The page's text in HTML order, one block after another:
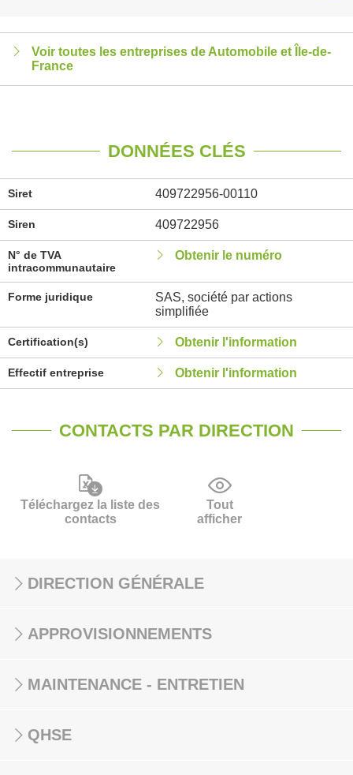
Voir toutes les entreprises de Automobile et Île-de-
France
DONNÉES CLÉS
Siret 409722956-00110
Siren 409722956
N° de TVA
intracommunautaire
Obtenir le numéro
Forme juridique
SAS, société par actions
simplifiée
Certification(s) Obtenir l'information
Effectif entreprise Obtenir l'information
CONTACTS PAR DIRECTION
Téléchargez la liste des
contacts
Tout
afficher
DIRECTION GÉNÉRALE
APPROVISIONNEMENTS
MAINTENANCE - ENTRETIEN
QHSE